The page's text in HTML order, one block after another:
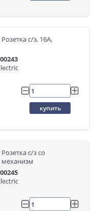
с/з, 16А,
купить
с/з со